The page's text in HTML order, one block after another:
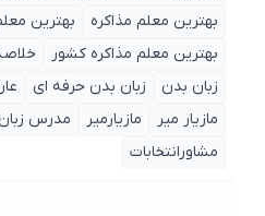
بهترین معلم مذاکره
بهترین معلم
بهترین معلم مذاکره کشور
خلاصه
زبان بدن
زبان بدن حرفه ای
عارضه
مازیار میر
مازیارمیر مدرس زبان بدن
مشاورانتخابات